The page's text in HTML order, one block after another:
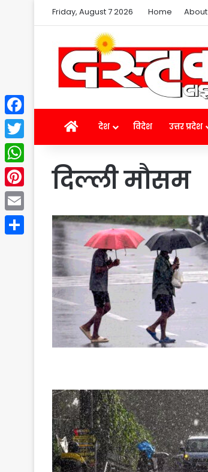
Friday, August 7 2026 Home About
Homeदेश विदेश उत्तर प्रदेश
दिल्ली मौसम
Facebook
Twitter
WhatsApp
Pinterest
Email